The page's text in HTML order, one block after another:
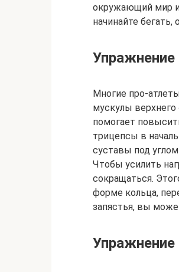
окружающий мир и
начинайте
Многие про-
мускулы верхнего
помогает
трицепсы в
суставы под
Чтобы усилить
сокращаться.
форме кольца,
запястья, вы
Упражнение